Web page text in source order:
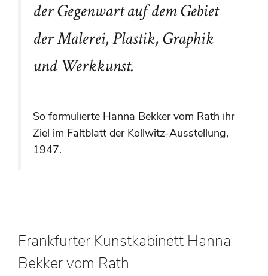
der Gegenwart auf dem Gebiet
der Malerei, Plastik, Graphik
und Werkkunst.
So formulierte Hanna Bekker vom Rath ihr
Ziel im Faltblatt der Kollwitz-Ausstellung,
1947.
Frankfurter Kunstkabinett Hanna
Bekker vom Rath